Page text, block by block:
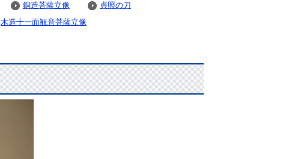
銅造菩薩立像
貞照の刀
木造十一面観音菩薩立像